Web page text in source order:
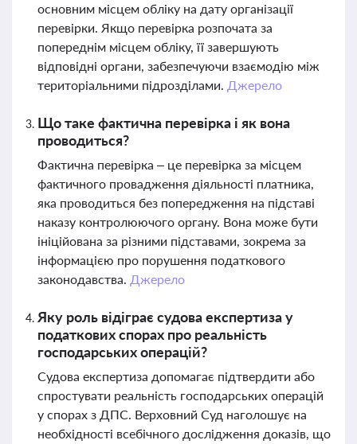
основним місцем обліку на дату організації
перевірки. Якщо перевірка розпочата за
попереднім місцем обліку, її завершують
відповідні органи, забезпечуючи взаємодію між
територіальними підрозділами. Джерело
Що таке фактична перевірка і як вона
проводиться?
Фактична перевірка – це перевірка за місцем
фактичного провадження діяльності платника,
яка проводиться без попередження на підставі
наказу контролюючого органу. Вона може бути
ініційована за різними підставами, зокрема за
інформацією про порушення податкового
законодавства. Джерело
Яку роль відіграє судова експертиза у
податкових спорах про реальність
господарських операцій?
Судова експертиза допомагає підтвердити або
спростувати реальність господарських операцій
у спорах з ДПС. Верховний Суд наголошує на
необхідності всебічного дослідження доказів, що